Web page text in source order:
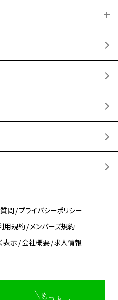
質問 プライバシーポリシー
用規約 メンバーズ規約
表示 会社概要 求人情報